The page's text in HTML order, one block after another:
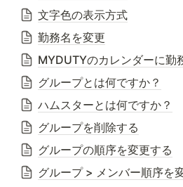
文字色の表示方式
勤務名を変更
MYDUTYのカレンダーに勤
グループとは何ですか？
ハムスターとは何ですか？
グループを削除する
グループの順序を変更する
グループ > メンバー順序を